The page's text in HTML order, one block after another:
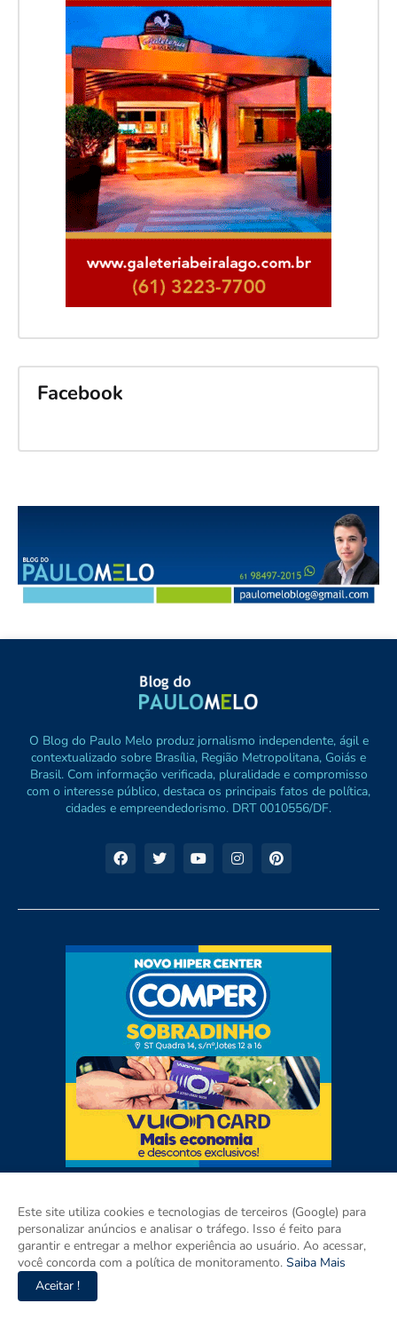
Facebook
O Blog do Paulo Melo produz jornalismo independente, ágil e
contextualizado sobre Brasília, Região Metropolitana, Goiás e
Brasil. Com informação verificada, pluralidade e compromisso
com o interesse público, destaca os principais fatos de política,
cidades e empreendedorismo. DRT 0010556/DF.
Este site utiliza cookies e tecnologias de terceiros (Google) para
personalizar anúncios e analisar o tráfego. Isso é feito para
garantir e entregar a melhor experiência ao usuário. Ao acessar,
você concorda com a política de monitoramento. Saiba Mais
Aceitar !